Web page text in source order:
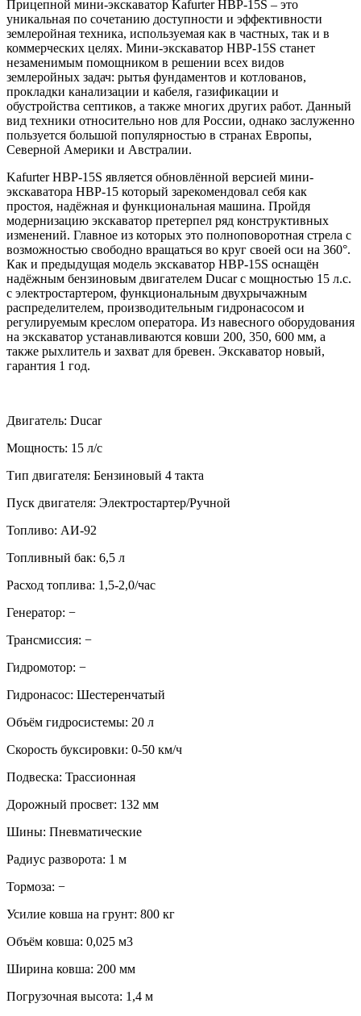
Прицепной мини-экскаватор Kafurter HBP-15S – это
уникальная по сочетанию доступности и эффективности
землеройная техника, используемая как в частных, так и в
коммерческих целях. Мини-экскаватор HBP-15S станет
незаменимым помощником в решении всех видов
землеройных задач: рытья фундаментов и котлованов,
прокладки канализации и кабеля, газификации и
обустройства септиков, а также многих других работ. Данный
вид техники относительно нов для России, однако заслуженно
пользуется большой популярностью в странах Европы,
Северной Америки и Австралии.
Kafurter HBP-15S является обновлённой версией мини-
экскаватора HBP-15 который зарекомендовал себя как
простоя, надёжная и функциональная машина. Пройдя
модернизацию экскаватор претерпел ряд конструктивных
изменений. Главное из которых это полноповоротная стрела с
возможностью свободно вращаться во круг своей оси на 360°.
Как и предыдущая модель экскаватор HBP-15S оснащён
надёжным бензиновым двигателем Ducar с мощностью 15 л.с.
с электростартером, функциональным двухрычажным
распределителем, производительным гидронасосом и
регулируемым креслом оператора. Из навесного оборудования
на экскаватор устанавливаются ковши 200, 350, 600 мм, а
также рыхлитель и захват для бревен. Экскаватор новый,
гарантия 1 год.
Двигатель: Ducar
Мощность: 15 л/с
Тип двигателя: Бензиновый 4 такта
Пуск двигателя: Электростартер/Ручной
Топливо: АИ-92
Топливный бак: 6,5 л
Расход топлива: 1,5-2,0/час
Генератор: −
Трансмиссия: −
Гидромотор: −
Гидронасос: Шестеренчатый
Объём гидросистемы: 20 л
Скорость буксировки: 0-50 км/ч
Подвеска: Трассионная
Дорожный просвет: 132 мм
Шины: Пневматические
Радиус разворота: 1 м
Тормоза: −
Усилие ковша на грунт: 800 кг
Объём ковша: 0,025 м3
Ширина ковша: 200 мм
Погрузочная высота: 1,4 м